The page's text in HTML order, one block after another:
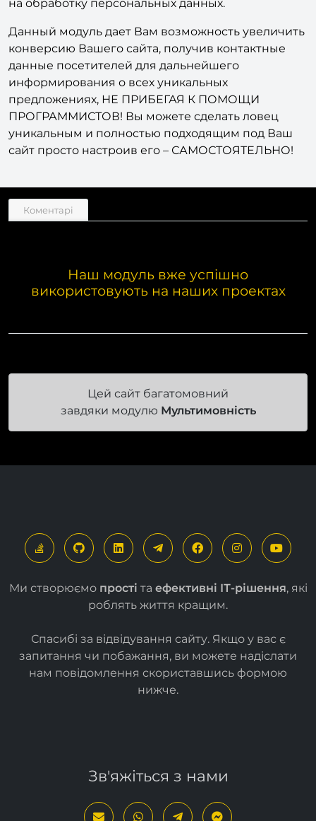
форму, посетитель подтверждает свое согласие
на обработку персональных данных.
Данный модуль дает Вам возможность увеличить
конверсию Вашего сайта, получив контактные
данные посетителей для дальнейшего
информирования о всех уникальных
предложениях, НЕ ПРИБЕГАЯ К ПОМОЩИ
ПРОГРАММИСТОВ! Вы можете сделать ловец
уникальным и полностью подходящим под Ваш
Наш модуль вже успішно
Цей сайт багатомовний
завдяки модулюМультимовність
Ми створюємопрості таефективні ІТ-рішення
Спасибі за відвідування сайту. Якщо у вас є
запитання чи побажання, ви можете надіслати
нам повідомлення скориставшись формою
Зв'яжіться з нами